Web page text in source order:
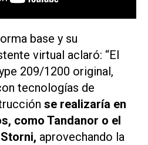
base y su
virtual aclaró: “El
209/1200 original,
tecnologías de
se realizaría en
como Tandanor o el
aprovechando la